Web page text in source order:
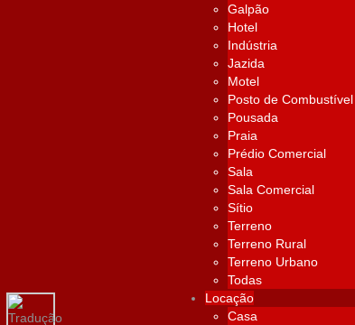
Galpão
Hotel
Indústria
Jazida
Motel
Posto de Combustível
Pousada
Praia
Prédio Comercial
Sala
Sala Comercial
Sítio
Terreno
Terreno Rural
Terreno Urbano
Todas
Locação
Casa